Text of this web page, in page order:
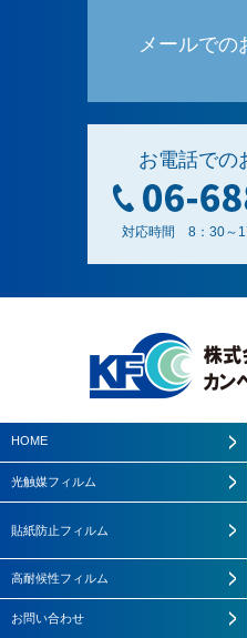
メールでの
お電話での
対応時間 8：30～
HOME
光触媒フィルム
貼紙防止フィルム
高耐候性フィルム
お問い合わせ